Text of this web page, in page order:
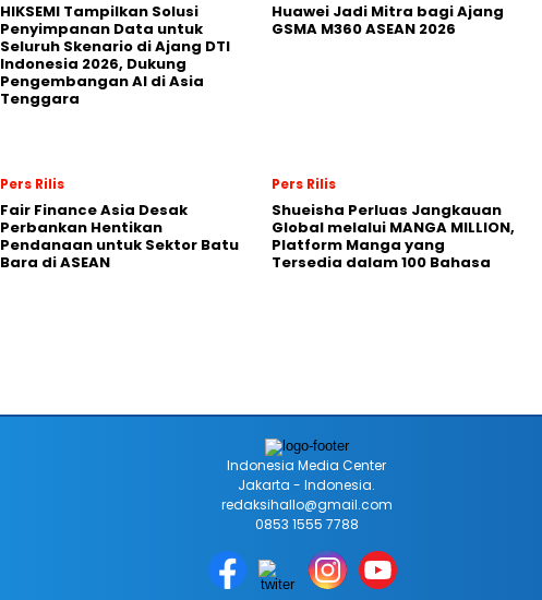
HIKSEMI Tampilkan Solusi
Penyimpanan Data untuk
Seluruh Skenario di Ajang DTI
Indonesia 2026, Dukung
Pengembangan AI di Asia
Tenggara
Huawei Jadi Mitra bagi Ajang
GSMA M360 ASEAN 2026
Pers Rilis
Fair Finance Asia Desak
Perbankan Hentikan
Pendanaan untuk Sektor Batu
Bara di ASEAN
Pers Rilis
Shueisha Perluas Jangkauan
Global melalui MANGA MILLION,
Platform Manga yang
Tersedia dalam 100 Bahasa
Indonesia Media Center
Jakarta - Indonesia.
redaksihallo@gmail.com
0853 1555 7788